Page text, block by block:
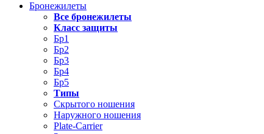
Бронежилеты
Все бронежилеты
Класс защиты
Бр1
Бр2
Бр3
Бр4
Бр5
Типы
Скрытого ношения
Наружного ношения
Plate-Carrier